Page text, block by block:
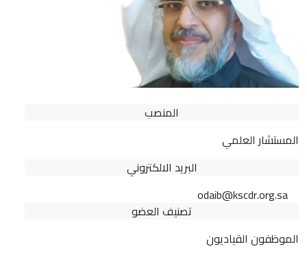
المنصب
المستشار العلمي
البريد الالكتروني
odaib@kscdr.org.sa
تصنيف العضو
الموظفون القياديون